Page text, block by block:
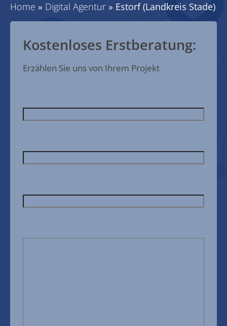
Home » Digital Agentur » Estorf (Landkreis Stade)
Kostenloses Erstberatung:
Erzählen Sie uns von Ihrem Projekt